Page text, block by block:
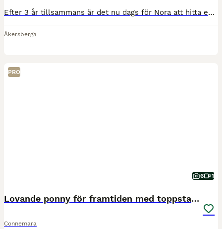
Efter 3 år tillsammans är det nu dags för Nora att hitta en ny liten ryttare. Vinner du hennes förtroende och tillit, har du en bästa kompis förevigt ♾️🫶🏻 B-ponny, född 2017, ingen skade eller sju
Åkersberga
PRO
6 1
Lovande ponny för framtiden med toppstam! ⭐️
Connemara